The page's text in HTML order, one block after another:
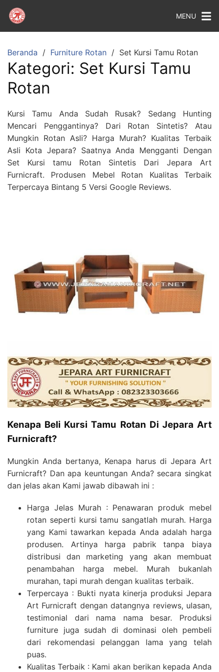
MENU
Beranda Furniture Rotan Set Kursi Tamu Rotan
Kategori: Set Kursi Tamu
Rotan
Kursi Tamu Anda Sudah Rusak? Sedang Hunting
Mencari Penggantinya? Dari Rotan Sintetis? Atau
Mungkin Rotan Asli? Harga Murah? Kualitas Terbaik
Asli Kota Jepara? Saatnya Anda Mengganti Dengan
Set Kursi tamu Rotan Sintetis Dari Jepara Art
Furnicraft. Produsen Mebel Rotan Kualitas Terbaik
Terpercaya Bintang 5 Versi Google Reviews.
Kenapa Beli Kursi Tamu Rotan Di Jepara Art
Furnicraft?
Mungkin Anda bertanya, Kenapa harus di Jepara Art
Furnicraft? Dan apa keuntungan Anda? secara singkat
dan jelas akan Kami jawab dibawah ini :
Harga Jelas Murah : Penawaran produk mebel
rotan seperti kursi tamu sangatlah murah. Harga
yang Kami tawarkan kepada Anda adalah harga
produsen. Artinya harga pabrik tanpa biaya
distribusi dan marketing yang akan membuat
penambahan harga mebel. Murah bukanlah
murahan, tapi murah dengan kualitas terbaik.
Terpercaya : Bukti nyata kinerja produksi Jepara
Art Furnicraft dengan datangnya reviews, ulasan,
testimonial dari nama nama besar. Produksi
furniture juga sudah di dominasi oleh pembeli
dari rekomendasi pelanggan lama yang telah
puas.
Kualitas Terbaik : Kami akan berikan kepada Anda